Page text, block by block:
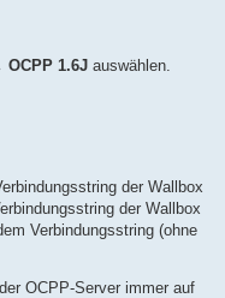
OCPP 1.6J auswählen.
der Wallbox
der Wallbox
Verbindungsstring (ohne
OCPP-Server immer auf